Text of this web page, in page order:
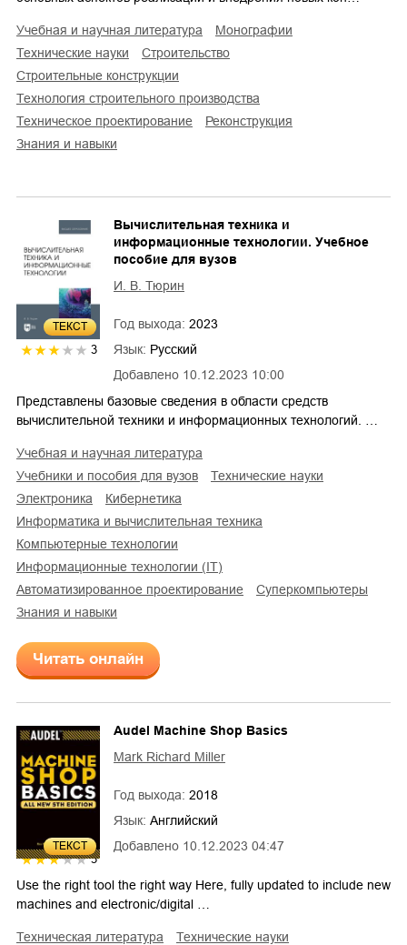
учебная и научная литература
монографии
технические науки
строительство
строительные конструкции
технология строительного производства
техническое проектирование
реконструкция
знания и навыки
ТЕКСТ
3
Добавлено 10.12.2023 10:00
Вычислительная техника и
информационные технологии. Учебное
пособие для вузов
И. В. Тюрин
Год выхода: 2023
Язык: Русский
Представлены базовые сведения в области средств
вычислительной техники и информационных технологий. …
учебная и научная литература
учебники и пособия для вузов
технические науки
электроника
кибернетика
информатика и вычислительная техника
компьютерные технологии
информационные технологии (IT)
автоматизированное проектирование
суперкомпьютеры
знания и навыки
Читать онлайн
ТЕКСТ
3
Добавлено 10.12.2023 04:47
Audel Machine Shop Basics
Mark Richard Miller
Год выхода: 2018
Язык: Английский
Use the right tool the right way Here, fully updated to include new
machines and electronic/digital …
техническая литература технические науки